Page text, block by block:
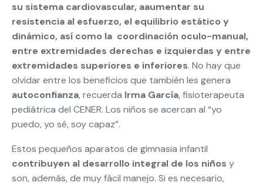
su sistema cardiovascular, aaumentar su
resistencia al esfuerzo, el equilibrio estático y
dinámico, así como la coordinación oculo-manual,
entre extremidades derechas e izquierdas y entre
extremidades superiores e inferiores. No hay que
olvidar entre los beneficios que también les genera
autoconfianza, recuerda Irma García, fisioterapeuta
pediátrica del CENER. Los niños se acercan al “yo
puedo, yo sé, soy capaz”.
Estos pequeños aparatos de gimnasia infantil
contribuyen al desarrollo integral de los niños y
son, además, de muy fácil manejo. Si es necesario,